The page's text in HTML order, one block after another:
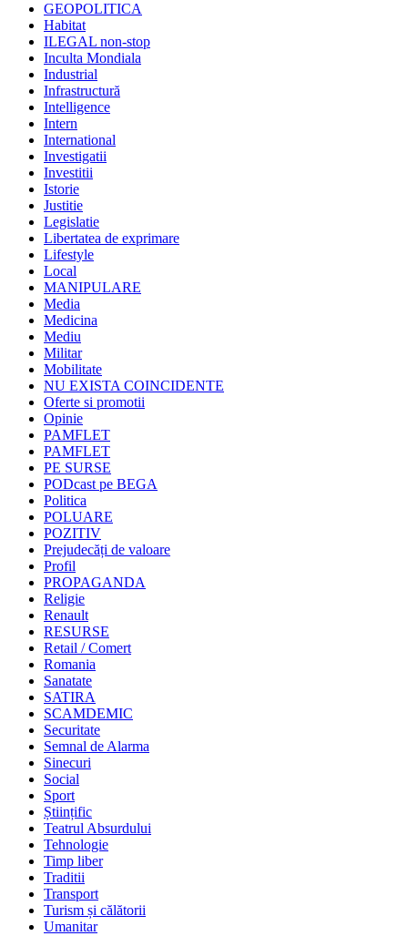
GEOPOLITICA
Habitat
ILEGAL non-stop
Inculta Mondiala
Industrial
Infrastructură
Intelligence
Intern
International
Investigatii
Investitii
Istorie
Justitie
Legislatie
Libertatea de exprimare
Lifestyle
Local
MANIPULARE
Media
Medicina
Mediu
Militar
Mobilitate
NU EXISTA COINCIDENTE
Oferte si promotii
Opinie
PAMFLET
PAMFLET
PE SURSE
PODcast pe BEGA
Politica
POLUARE
POZITIV
Prejudecăți de valoare
Profil
PROPAGANDA
Religie
Renault
RESURSE
Retail / Comert
Romania
Sanatate
SATIRA
SCAMDEMIC
Securitate
Semnal de Alarma
Sinecuri
Social
Sport
Științific
Teatrul Absurdului
Tehnologie
Timp liber
Traditii
Transport
Turism și călătorii
Umanitar